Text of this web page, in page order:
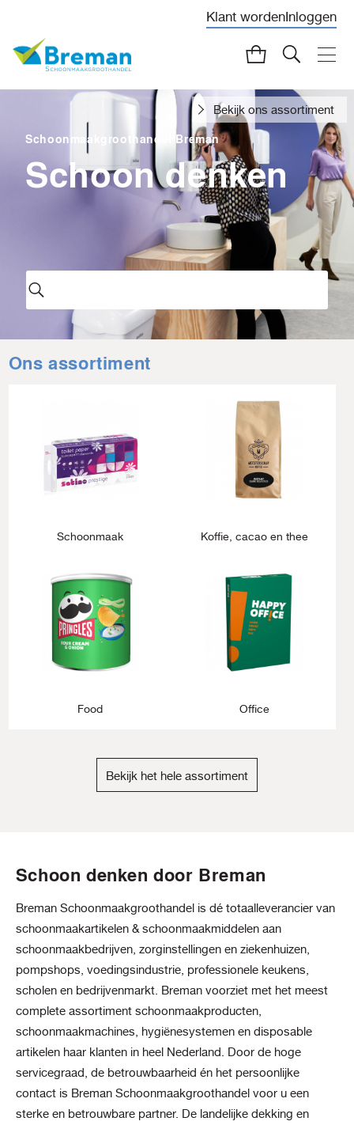
Klant wordenInloggen
Schoonmaakgroothandel Breman
Schoon denken
Bekijk ons assortiment
Ons assortiment
Schoonmaak Koffie, cacao en thee
Food Office
Bekijk het hele assortiment
Schoon denken door Breman
Breman Schoonmaakgroothandel is dé totaalleverancier van
schoonmaakartikelen & schoonmaakmiddelen aan
schoonmaakbedrijven, zorginstellingen en ziekenhuizen,
pompshops, voedingsindustrie, professionele keukens,
scholen en bedrijvenmarkt. Breman voorziet met het meest
complete assortiment schoonmaakproducten,
schoonmaakmachines, hygiënesystemen en disposable
artikelen haar klanten in heel Nederland. Door de hoge
servicegraad, de betrouwbaarheid én het persoonlijke
contact is Breman Schoonmaakgroothandel voor u een
sterke en betrouwbare partner. De landelijke dekking en